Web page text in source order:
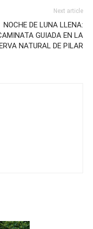
Next article
NOCHE DE LUNA LLENA:
GUIADA EN LA
NATURAL DE PILAR